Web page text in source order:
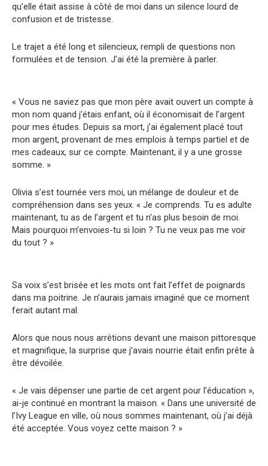
qu’elle était assise à côté de moi dans un silence lourd de
confusion et de tristesse.
Le trajet a été long et silencieux, rempli de questions non
formulées et de tension. J’ai été la première à parler.
« Vous ne saviez pas que mon père avait ouvert un compte à
mon nom quand j’étais enfant, où il économisait de l’argent
pour mes études. Depuis sa mort, j’ai également placé tout
mon argent, provenant de mes emplois à temps partiel et de
mes cadeaux, sur ce compte. Maintenant, il y a une grosse
somme. »
Olivia s’est tournée vers moi, un mélange de douleur et de
compréhension dans ses yeux. « Je comprends. Tu es adulte
maintenant, tu as de l’argent et tu n’as plus besoin de moi.
Mais pourquoi m’envoies-tu si loin ? Tu ne veux pas me voir
du tout ? »
Sa voix s’est brisée et les mots ont fait l’effet de poignards
dans ma poitrine. Je n’aurais jamais imaginé que ce moment
ferait autant mal.
Alors que nous nous arrêtions devant une maison pittoresque
et magnifique, la surprise que j’avais nourrie était enfin prête à
être dévoilée.
« Je vais dépenser une partie de cet argent pour l’éducation »,
ai-je continué en montrant la maison. « Dans une université de
l’Ivy League en ville, où nous sommes maintenant, où j’ai déjà
été acceptée. Vous voyez cette maison ? »